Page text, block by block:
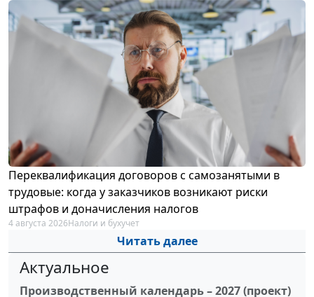
Переквалификация договоров с самозанятыми в
трудовые: когда у заказчиков возникают риски
штрафов и доначисления налогов
4 августа 2026Налоги и бухучет
Читать далее
Актуальное
Производственный календарь – 2027 (проект)